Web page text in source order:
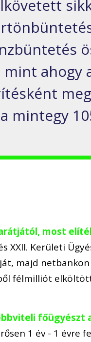
ahogy
mintegy
most
XXII. Kerületi
majd
félmilliót
főügyészt
1 év - 1 évre